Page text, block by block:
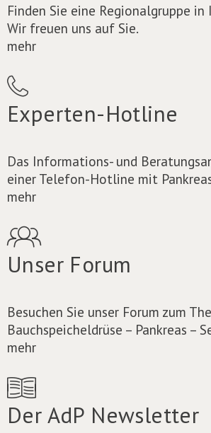
Finden Sie eine Regionalgruppe in
Wir freuen uns auf Sie.
mehr
Experten-Hotline
Das Informations- und
einer Telefon-Hotline mit
mehr
Unser Forum
Besuchen Sie unser Forum zum
Bauchspeicheldrüse – Pankreas –
mehr
Der AdP Newsletter